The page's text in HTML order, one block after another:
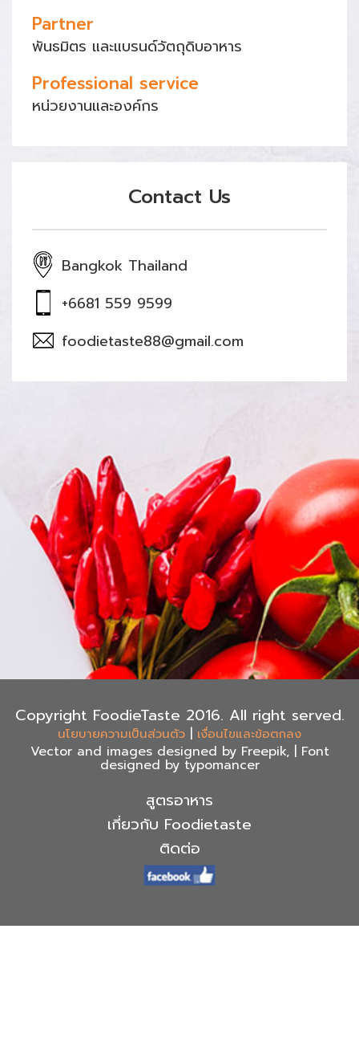
Partner
พันธมิตร และแบรนด์วัตถุดิบอาหาร
Professional service
หน่วยงานและองค์กร
Contact Us
Bangkok Thailand
+6681 559 9599
foodietaste88@gmail.com
Copyright FoodieTaste 2016. All right served.
นโยบายความเป็นส่วนตัว | เงื่อนไขและข้อตกลง
Vector and images designed by Freepik, | Font
designed by typomancer
สูตรอาหาร
เกี่ยวกับ Foodietaste
ติดต่อ